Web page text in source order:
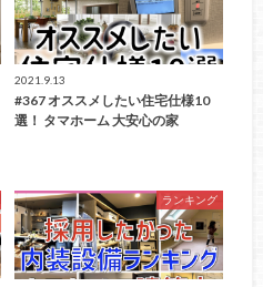
2021.9.13
#367 オススメしたい住宅仕様10
選！ タマホーム 大安心の家
ランキング